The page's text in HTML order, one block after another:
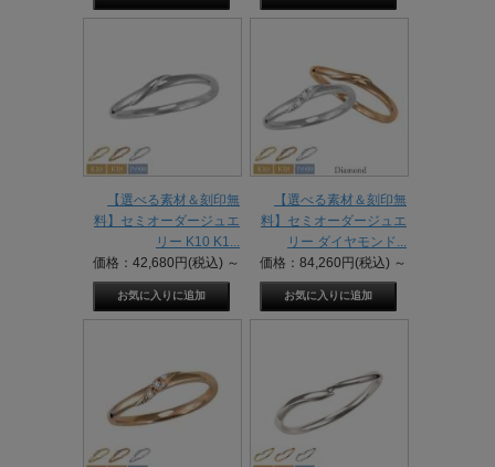
【選べる素材＆刻印無
料】セミオーダージュエ
リー K10 K1...
価格：42,680円(税込) ～
【選べる素材＆刻印無
料】セミオーダージュエ
リー ダイヤモンド...
価格：84,260円(税込) ～